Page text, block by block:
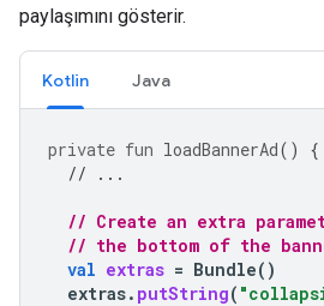
paylaşımını gösterir.
Kotlin Java
private fun loadBannerAd()
{
// ...
// Create an extra
// the bottom of the
val extras = Bundle()
extras. putString(